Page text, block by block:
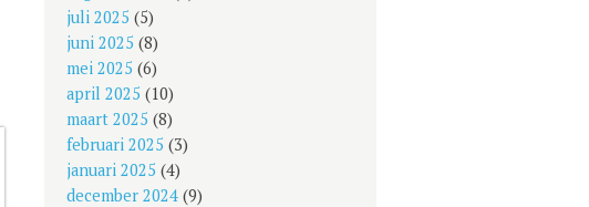
juli 2025 (5)
juni 2025 (8)
mei 2025 (6)
april 2025 (10)
maart 2025 (8)
februari 2025 (3)
januari 2025 (4)
december 2024 (9)